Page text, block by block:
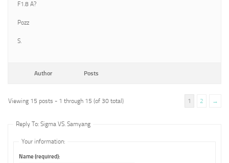
F1.8 A?
Pozz
S.
Author Posts
Viewing 15 posts - 1 through 15 (of 30 total) 1 2 →
Reply To: Sigma VS. Samyang
Your information:
Name (required):